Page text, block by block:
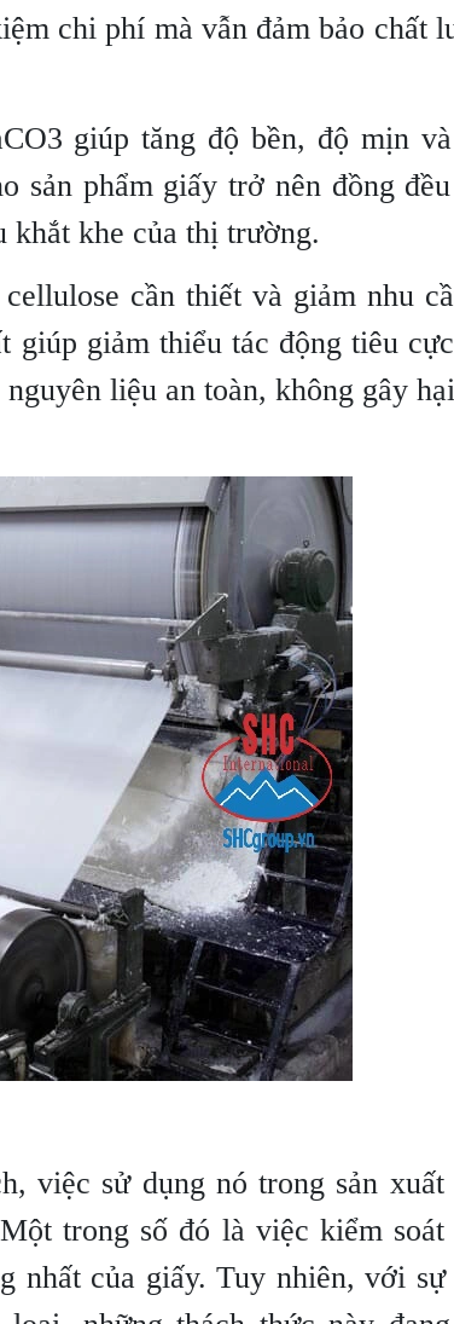
chi phí mà vẫn đảm bảo chất
giúp tăng độ bền, độ mịn
sản phẩm giấy trở nên đồng
khắt khe của thị trường.
cần thiết và giảm nhu
giúp giảm thiểu tác động tiêu
liệu an toàn, không gây
việc sử dụng nó trong sản xuất
trong số đó là việc kiểm soát
nhất của giấy. Tuy nhiên, với sự